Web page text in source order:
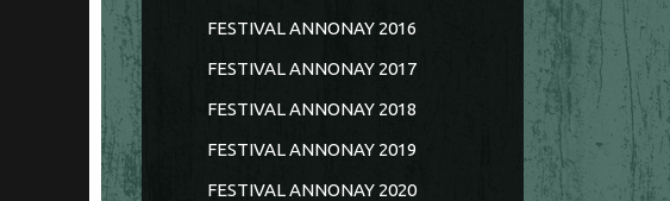
FESTIVAL ANNONAY 2016
FESTIVAL ANNONAY 2017
FESTIVAL ANNONAY 2018
FESTIVAL ANNONAY 2019
FESTIVAL ANNONAY 2020